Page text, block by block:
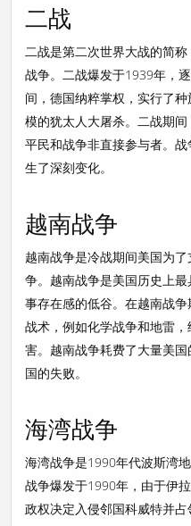
二战
二战是第二次世界大战的简
战争。二战爆发于1939年，
间，德国纳粹掌权，实行了
模的犹太人大屠杀。二战期
平民和战争非直接参与者。
生了深刻变化。
越南战争
越南战争是冷战期间美国为
争。越南战争是美国历史上
事存在感的低谷。在越南战
战术，例如化学战争和地雷
害。越南战争耗费了大量美
国的失败。
海湾战争
海湾战争是1990年代波斯湾
战争爆发于1990年，由于伊
政权决定入侵邻国科威特并